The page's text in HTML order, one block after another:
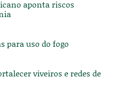
aponta riscos
para uso do fogo
viveiros e redes de